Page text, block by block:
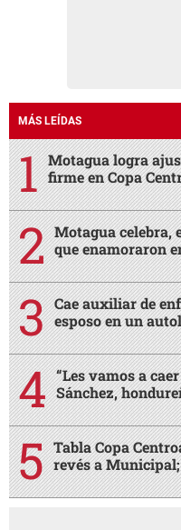
MÁS LEÍDAS
Motagua logra
firme en Copa
Motagua celebra,
que enamoraron
Cae auxiliar de
esposo en un
“Les vamos a
Sánchez,
Tabla Copa
revés a